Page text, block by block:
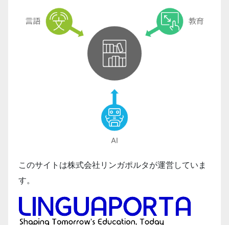
このサイトは株式会社リンガポルタが運営していま
す。